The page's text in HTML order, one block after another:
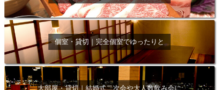
個室・貸切｜完全個室でゆったりと
大部屋・貸切｜結婚式二次会や大人数飲み会に